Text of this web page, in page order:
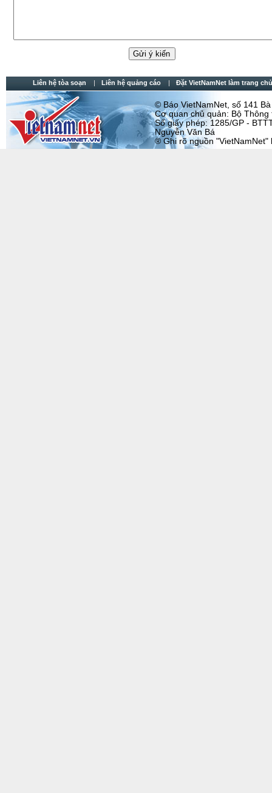
Liên hệ tòa soạn Liên hệ quảng cáo Đặt VietNamNet làm trang chủ
© Báo VietNamNet, số 141
Cơ quan chủ quản: Bộ Thông
Số giấy phép: 1285/GP -
Nguyễn Văn Bá
® Ghi rõ nguồn "VietNamNet"